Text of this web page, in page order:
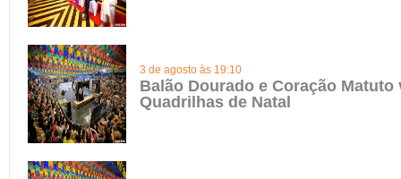
3 de agosto às 19:10
Balão Dourado e Coração Matuto
Quadrilhas de Natal